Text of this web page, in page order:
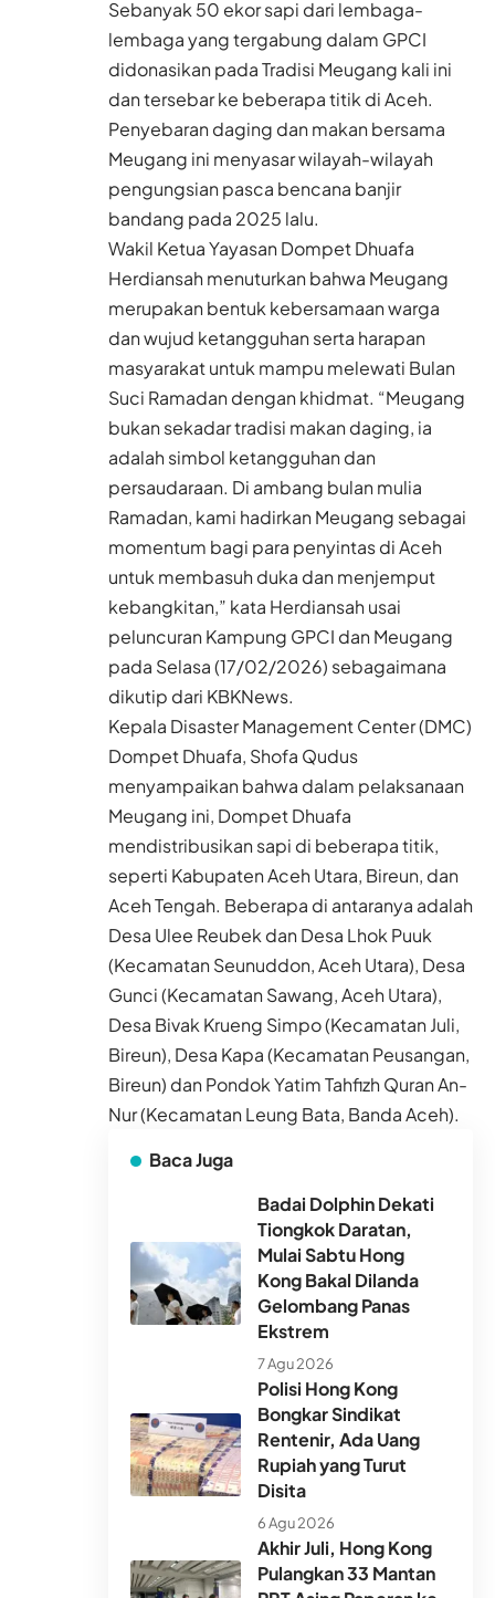
Sebanyak 50 ekor sapi dari lembaga-
lembaga yang tergabung dalam GPCI
didonasikan pada Tradisi Meugang kali ini
dan tersebar ke beberapa titik di Aceh.
Penyebaran daging dan makan bersama
Meugang ini menyasar wilayah-wilayah
pengungsian pasca bencana banjir
bandang pada 2025 lalu.
Wakil Ketua Yayasan Dompet Dhuafa
Herdiansah menuturkan bahwa Meugang
merupakan bentuk kebersamaan warga
dan wujud ketangguhan serta harapan
masyarakat untuk mampu melewati Bulan
Suci Ramadan dengan khidmat. “Meugang
bukan sekadar tradisi makan daging, ia
adalah simbol ketangguhan dan
persaudaraan. Di ambang bulan mulia
Ramadan, kami hadirkan Meugang sebagai
momentum bagi para penyintas di Aceh
untuk membasuh duka dan menjemput
kebangkitan,” kata Herdiansah usai
peluncuran Kampung GPCI dan Meugang
pada Selasa (17/02/2026) sebagaimana
dikutip dari KBKNews.
Kepala Disaster Management Center (DMC)
Dompet Dhuafa, Shofa Qudus
menyampaikan bahwa dalam pelaksanaan
Meugang ini, Dompet Dhuafa
mendistribusikan sapi di beberapa titik,
seperti Kabupaten Aceh Utara, Bireun, dan
Aceh Tengah. Beberapa di antaranya adalah
Desa Ulee Reubek dan Desa Lhok Puuk
(Kecamatan Seunuddon, Aceh Utara), Desa
Gunci (Kecamatan Sawang, Aceh Utara),
Desa Bivak Krueng Simpo (Kecamatan Juli,
Bireun), Desa Kapa (Kecamatan Peusangan,
Bireun) dan Pondok Yatim Tahfizh Quran An-
Nur (Kecamatan Leung Bata, Banda Aceh).
Baca Juga
Badai Dolphin Dekati
Tiongkok Daratan,
Mulai Sabtu Hong
Kong Bakal Dilanda
Gelombang Panas
Ekstrem
7 Agu 2026
Polisi Hong Kong
Bongkar Sindikat
Rentenir, Ada Uang
Rupiah yang Turut
Disita
6 Agu 2026
Akhir Juli, Hong Kong
Pulangkan 33 Mantan